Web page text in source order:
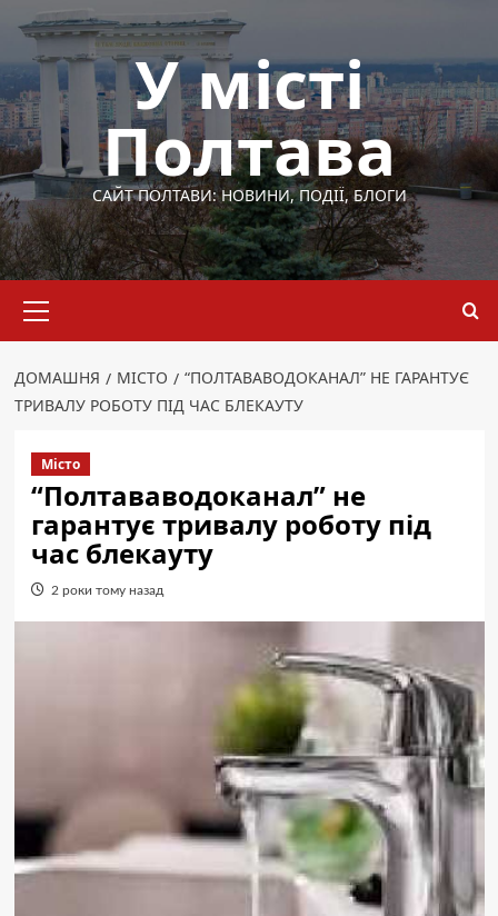
Перейти
вмісту
У місті
Полтава
САЙТ ПОЛТАВИ: НОВИНИ, ПОДІЇ, БЛОГИ
меню
ДОМАШНЯ МІСТО
“ПОЛТАВАВОДОКАНАЛ” НЕ ГАРАНТУЄ
ТРИВАЛУ РОБОТУ ПІД ЧАС БЛЕКАУТУ
Місто
“Полтававодоканал” не
гарантує тривалу роботу під
час блекауту
2 роки тому назад